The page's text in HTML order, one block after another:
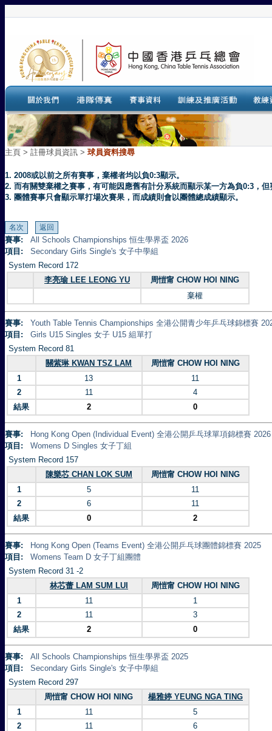
主頁 > 註冊球員資訊 > 球員資料搜尋
1. 2008或以前之所有賽事，棄權者均以負0:3顯示。
2. 而有關雙棄權之賽事，有可能因應舊有計分系統而顯示某一方為負0:3，
3. 團體賽事只會顯示單打場次賽果，而成績則會以團體總成績顯示。
賽事:
All Schools Championships 恒生學界盃 2026
項目:
Secondary Girls Single's 女子中學組
System Record 172
李亮瑜 LEE LEONG YU
周愷甯 CHOW HOI NING
棄權
賽事:
Youth Table Tennis Championships 全港公開青少年乒乓球錦標賽
項目:
Girls U15 Singles 女子 U15 組單打
System Record 81
關紫琳 KWAN TSZ LAM
周愷甯 CHOW HOI NING
1
13
11
2
11
4
結果
2 0
賽事:
Hong Kong Open (Individual Event) 全港公開乒乓球單項錦標賽 2026
項目:
Womens D Singles 女子丁組
System Record 157
陳樂芯 CHAN LOK SUM
周愷甯 CHOW HOI NING
1
5
11
2
6
11
結果
0 2
賽事:
Hong Kong Open (Teams Event) 全港公開乒乓球團體錦標賽 2025
項目:
Womens Team D 女子丁組團體
System Record 31 -2
林芯蕾 LAM SUM LUI
周愷甯 CHOW HOI NING
1
11
1
2
11
3
結果
2 0
賽事:
All Schools Championships 恒生學界盃 2025
項目:
Secondary Girls Single's 女子中學組
System Record 297
周愷甯 CHOW HOI NING
楊雅婷 YEUNG NGA TING
1
11
5
2
11
6